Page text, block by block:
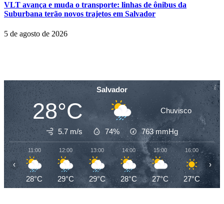
VLT avança e muda o transporte: linhas de ônibus da
Suburbana terão novos trajetos em Salvador
5 de agosto de 2026
Salvador
28°C Chuvisco
5.7 m/s 74% 763mmHg
11:00
28°C
12:00
29°C
13:00
29°C
14:00
28°C
15:00
27°C
16:00
27°C
‹ ›